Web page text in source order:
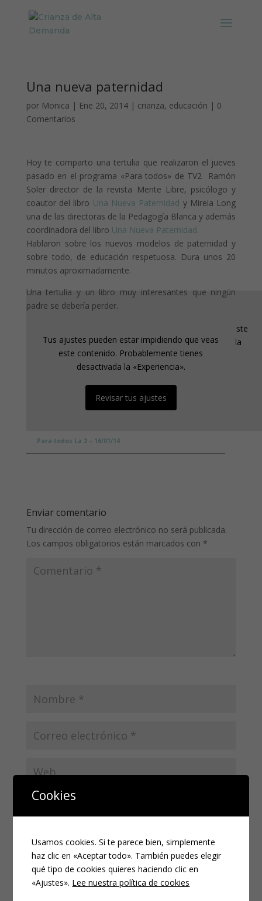
Una nueva paternidad
por Monica | Ene 20, 2014| crianza, educación | 0
Comentarios
Hoy te comparto una tertulia que realizaron el jueves
pasado en el programa «Para todos» de TV2 Ramón
Soler director de la revista Mente Libre, psicólogo y
coautor del libro Una Nueva Paternidad y Mireia Long
una de las directoras de la Pedagogía Blanca y además
coordinadora del libro Una Nueva Paternidad.
Hablaron sobre los nuevos modelos de paternidad y
sobre todo, de educación respetuosa. Dura unos 20
minutos aproximadamente.
Una tertulia y un libro muy interesantes que ningún
padre se debería perder.
Tus ajustes pueden estar impidiendo que veas
este contenido. Probablemente tienes
desactivada la «Experiencia».
Revisar tus ajustes
Tus ajustes pueden estar impidiendo que veas este
contenido. Probablemente tienes desactivada la
«Experiencia».
Revisar tus ajustes
Para todos La 2 – 16/01/14
Enviar comentario
Tu dirección de correo electrónico no será publicada.
Los campos obligatorios están marcados con *
Guarda mi nombre, correo electrónico y web en
este navegador para la próxima vez que comente.
Cookies
Usamos cookies. Si te parece bien, simplemente
haz clic en «Aceptar todo». También puedes elegir
qué tipo de cookies quieres haciendo clic en
«Ajustes». Lee nuestra política de cookies